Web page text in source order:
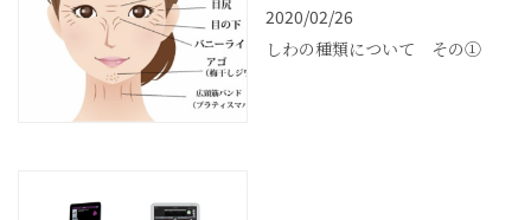
2020/02/26
しわの種類について その①